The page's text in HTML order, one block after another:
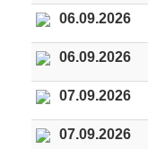
06.09.2026
06.09.2026
07.09.2026
07.09.2026